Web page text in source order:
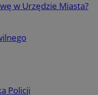
w Urzędzie Miasta?
Policji